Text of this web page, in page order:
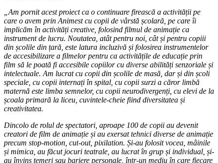
„Am pornit acest proiect ca o continuare firească a activității pe
care o avem prin Animest cu copii de vârstă școlară, pe care îi
implicăm în activități creative, folosind filmul de animație ca
instrument de lucru. Noutatea, atât pentru noi, cât și pentru copiii
din școlile din țară, este latura incluzivă și folosirea instrumentelor
de accesibilizare a filmelor pentru ca activitățile de educație prin
film să le poată fi accesibile copiilor cu diverse abilități senzoriale și
intelectuale. Am lucrat cu copii din școlile de masă, dar și din școli
speciale, cu copii internați în spital, cu copii surzi a căror limbă
maternă este limba semnelor, cu copii neurodivergenți, cu elevi de la
școala primară la liceu, cuvintele-cheie fiind diversitatea și
creativitatea.
Dincolo de rolul de spectatori, aproape 100 de copii au devenit
creatori de film de animație și au exersat tehnici diverse de animație
precum stop-motion, cut-out, pixilation. Și-au folosit vocea, mâinile
și mimica, au făcut jocuri teatrale, au lucrat în grup și individual, și-
au învins temeri sau bariere personale, într-un mediu în care fiecare